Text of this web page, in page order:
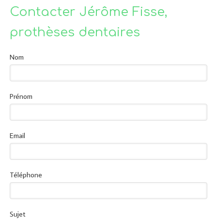
Contacter Jérôme Fisse,
prothèses dentaires
Nom
Prénom
Email
Téléphone
Sujet